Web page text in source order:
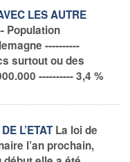
LES AUTRE
Population
----------
surtout ou des
---------- 3,4 %
L’ETAT La loi de
l’an prochain,